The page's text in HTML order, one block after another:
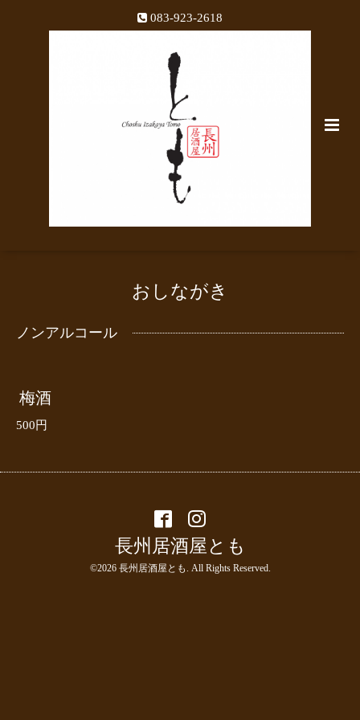
083-923-2618
おしながき
ノンアルコール
梅酒
500円
長州居酒屋とも
©2026 長州居酒屋とも . All Rights Reserved.